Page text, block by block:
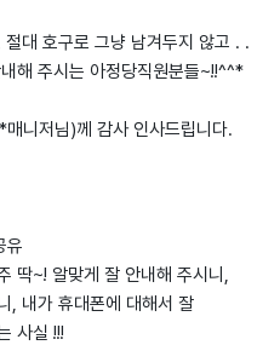
대 호구로 그냥 남겨두지 않고 . .
해 주시는 아정당직원분들~!!^^*
니저님)께 감사 인사드립니다.
유
딱~! 알맞게 잘 안내해 주시니,
, 내가 휴대폰에 대해서 잘
사실 !!!